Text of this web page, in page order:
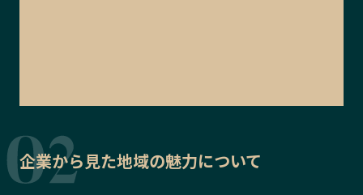
企業から見た地域の魅力について